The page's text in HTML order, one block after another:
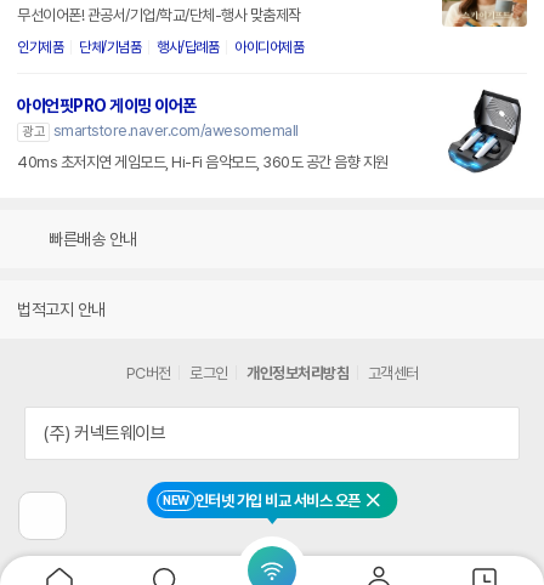
NEW 인터넷 가입 비교 서비스 오픈 닫기
무선이어폰! 관공서/기업/학교/단체-행사 맞춤제작
인기제품 단체/기념품 행사/답례품 아이디어제품
아이언핏PRO 게이밍 이어폰
광고 smartstore.naver.com/awesomemall
40ms 초저지연 게임모드, Hi-Fi 음악모드, 360도 공간 음향 지원
빠른배송 안내
법적고지 안내
전
페
이
PC버전 로그인 개인정보처리방침 고객센터
(주) 커넥트웨이브